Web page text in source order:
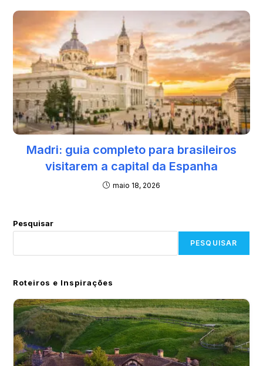
Madri: guia completo para brasileiros
visitarem a capital da Espanha
maio 18, 2026
Pesquisar
PESQUISAR
Roteiros e Inspirações